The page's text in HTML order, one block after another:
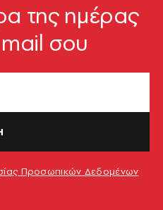
της ημέρας
mail σου
Προσωπικών Δεδομένων